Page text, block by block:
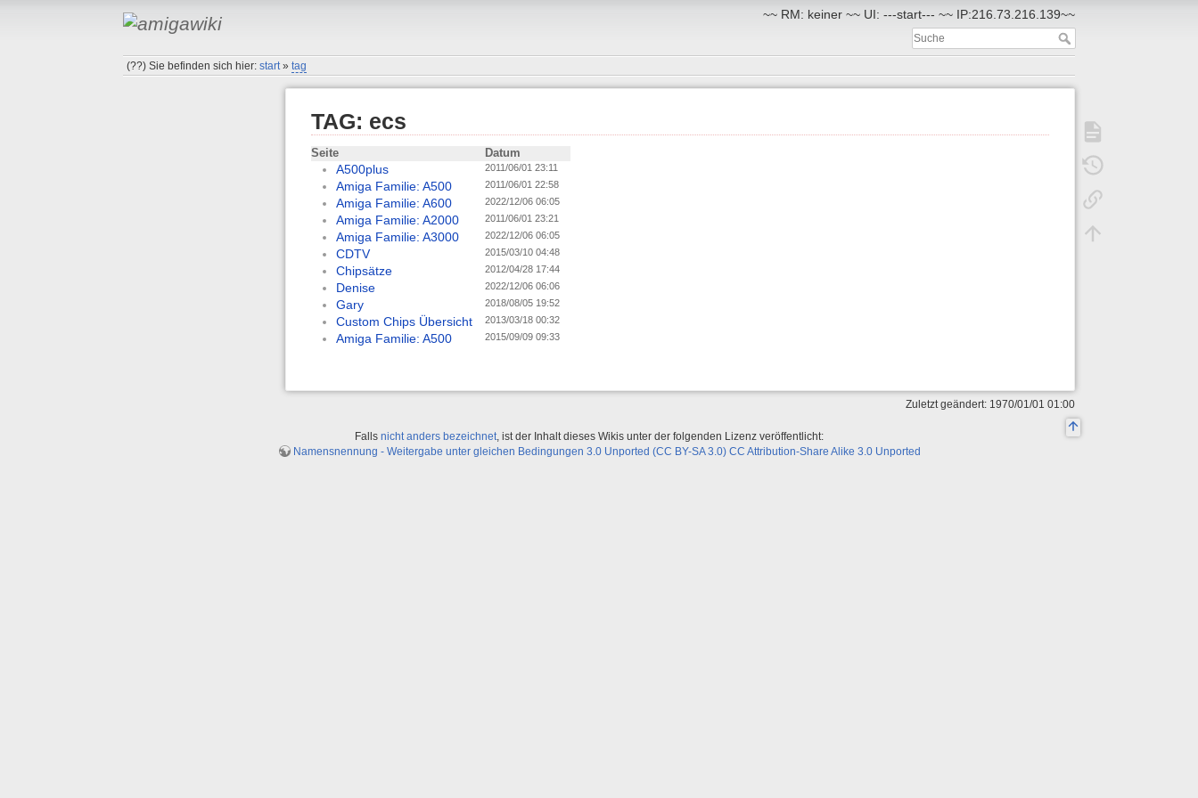
~~ RM: keiner ~~ UI: ---start--- ~~ IP:216.73.216.139~~
(??)Sie befinden sich hier:start »tag
TAG: ecs
Seite Datum
A500plus 2011/06/01 23:11
Amiga Familie: A500 2011/06/01 22:58
Amiga Familie: A600 2022/12/06 06:05
Amiga Familie: A2000 2011/06/01 23:21
Amiga Familie: A3000 2022/12/06 06:05
CDTV 2015/03/10 04:48
Chipsätze 2012/04/28 17:44
Denise 2022/12/06 06:06
Gary 2018/08/05 19:52
Custom Chips Übersicht 2013/03/18 00:32
Amiga Familie: A500 2015/09/09 09:33
Zuletzt geändert: 1970/01/01 01:00
Falls nicht anders bezeichnet, ist der Inhalt dieses Wikis unter der folgenden Lizenz veröffentlicht:
Namensnennung - Weitergabe unter gleichen Bedingungen 3.0 Unported (CC BY-SA 3.0) CC Attribution-Share Alike 3.0 Unported